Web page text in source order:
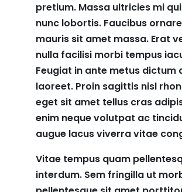
pretium. Massa ultricies mi
nunc lobortis. Faucibus
mauris sit amet massa. Erat
nulla facilisi morbi tempus
Feugiat in ante metus
laoreet. Proin sagittis nisl
eget sit amet tellus cras
enim neque volutpat ac
augue lacus viverra vitae
Vitae tempus quam
interdum. Sem fringilla ut